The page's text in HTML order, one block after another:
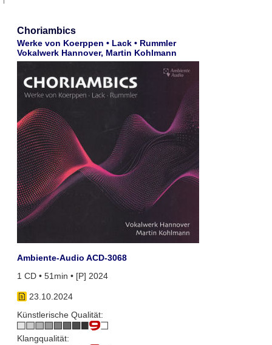
Choriambics
Werke von Koerppen • Lack • Rummler
Vokalwerk Hannover, Martin Kohlmann
Ambiente-Audio ACD-3068
1 CD • 51min • [P] 2024
23.10.2024
Künstlerische Qualität:
Klangqualität: